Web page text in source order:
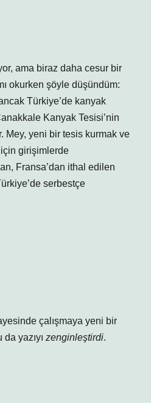
ama biraz daha cesur bir
okurken şöyle düşündüm:
Türkiye’de kanyak
Kanyak Tesisi’nin
Mey, yeni bir tesis kurmak ve
girişimlerde
Fransa’dan ithal edilen
serbestçe
çalışmaya yeni bir
yazıyı zenginleştirdi.